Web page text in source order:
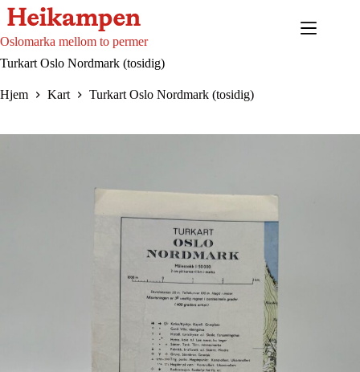
Hopp
til
innholdet
Oslomarka mellom to permer
Turkart Oslo Nordmark (tosidig)
Hjem Kart Turkart Oslo Nordmark (tosidig)